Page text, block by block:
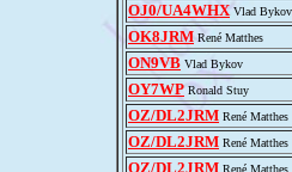
OJ0/UA4WHXVlad Bykov
OK8JRM René Matthes
ON9VB Vlad Bykov
OY7WP Ronald Stuy
OZ/DL2JRM René Matthes
OZ/DL2JRM René Matthes
OZ/DL2JRM René Matthes